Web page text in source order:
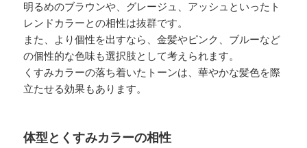
明るめのブラウンや、グレージュ、アッシュといったト
レンドカラーとの相性は抜群です。
また、より個性を出すなら、金髪やピンク、ブルーなど
の個性的な色味も選択肢として考えられます。
くすみカラーの落ち着いたトーンは、華やかな髪色を際
立たせる効果もあります。
体型とくすみカラーの相性